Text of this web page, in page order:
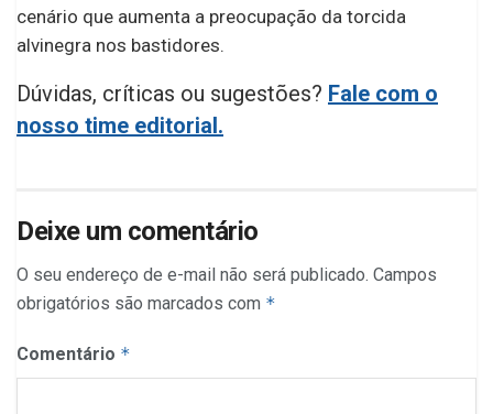
cenário que aumenta a preocupação da torcida
alvinegra nos bastidores.
Dúvidas, críticas ou sugestões? Fale com o
nosso time editorial.
Deixe um comentário
O seu endereço de e-mail não será publicado. Campos
obrigatórios são marcados com *
Comentário *